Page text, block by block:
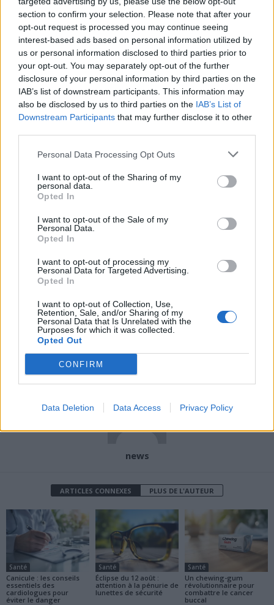
section to confirm your selection. Please note that after your
opt-out request is processed you may continue seeing
interest-based ads based on personal information utilized by
us or personal information disclosed to third parties prior to
your opt-out. You may separately opt-out of the further
disclosure of your personal information by third parties on the
IAB’s list of downstream participants. This information may
also be disclosed by us to third parties on the IAB’s List of
Downstream Participants that may further disclose it to other
Personal Data Processing Opt Outs
I want to opt-out of the Sharing of my
personal data.
Opted In
I want to opt-out of the Sale of my
Personal Data.
Opted In
I want to opt-out of processing my
Personal Data for Targeted Advertising.
Opted In
I want to opt-out of Collection, Use,
Retention, Sale, and/or Sharing of my
Personal Data that Is Unrelated with the
Purposes for which it was collected.
Opted Out
CONFIRM
Data Deletion Data Access Privacy Policy
ses rendez-vous ou ses conversations.
Le médecin traitant reste le premier contact. Il pourra orienter vers
une consultation spécialisée en mémoire, neurologue ou gériatre.
Tenir un journal des épisodes d’anxiété ou de confusion, en notant
la date, le contexte et la durée, ainsi que recueillir le témoignage
des proches, facilite le diagnostic.
Un diagnostic précoce permet d’accéder à des traitements, comme
les inhibiteurs de l’acétylcholinestérase (donepezil, galantamine,
rivastigmine), qui peuvent aider à réduire temporairement certains
mieux consulter rapidement plutôt que d’attendre que les troubles
de mémoire deviennent trop importants.
Article précédent
Découvrez la crème
naturelle recommandée
par 60 Millions de
consommateurs pour
votre eczéma
Canicule : 6 conseils d’un
urgentiste pour rester en
news
ARTICLES CONNEXES PLUS DE L'AUTEUR
Santé
Canicule : les conseils
essentiels des
cardiologues pour
éviter le danger
Santé
Éclipse du 12 août :
attention à la pénurie de
lunettes de sécurité
Santé
Un chewing-gum
révolutionnaire pour
combattre le cancer
buccal